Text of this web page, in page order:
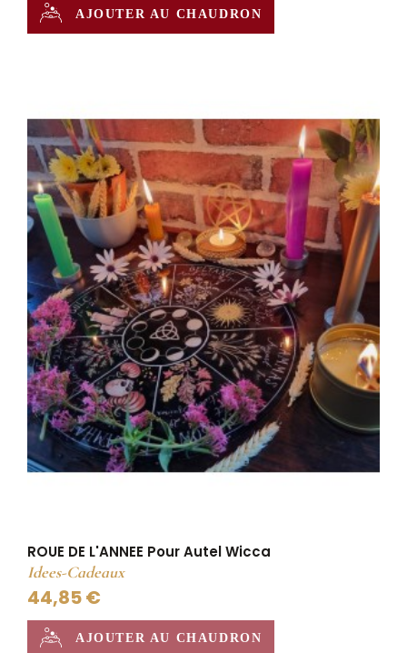
AJOUTER AU CHAUDRON
ROUE DE L'ANNEE Pour Autel Wicca
Idees-Cadeaux
44,85 €
AJOUTER AU CHAUDRON